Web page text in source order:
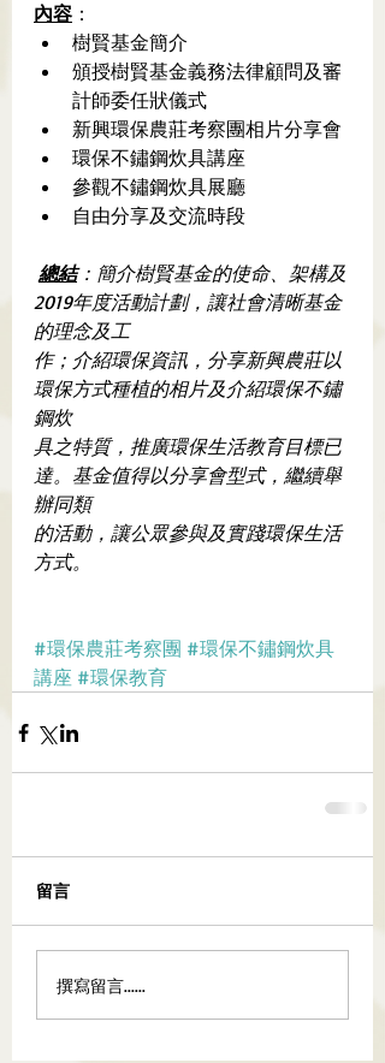
內容 ：
樹賢基金簡介
頒授樹賢基金義務法律顧問及審
計師委任狀儀式
新興環保農莊考察團相片分享會
環保不鏽鋼炊具講座
參觀不鏽鋼炊具展廳
自由分享及交流時段
總結：簡介樹賢基金的使命、架構及
2019年度活動計劃，讓社會清晰基金
的理念及工
作；介紹環保資訊，分享新興農莊以
環保方式種植的相片及介紹環保不鏽
鋼炊
具之特質，推廣環保生活教育目標已
達。基金值得以分享會型式，繼續舉
辦同類
的活動，讓公眾參與及實踐環保生活
方式。
#環保農莊考察團 #環保不鏽鋼炊具
講座 #環保教育
留言
撰寫留言......